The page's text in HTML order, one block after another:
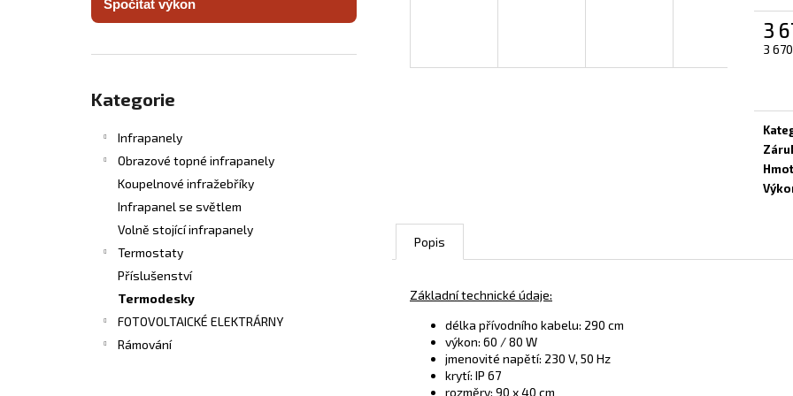
Spočítat výkon
kategorie
Kategorie
Infrapanely
Obrazové topné infrapanely
Koupelnové infražebříky
Infrapanel se světlem
Volně stojící infrapanely
Termostaty
Příslušenství
Termodesky
FOTOVOLTAICKÉ ELEKTRÁRNY
Rámování
3
3
A
M
Popis
Základní technické údaje:
délka přívodního kabelu: 290 cm
výkon: 60 / 80 W
jmenovité napětí: 230 V, 50 Hz
krytí: IP 67
rozměry: 90 x 40 cm
INFRASVĚTLO